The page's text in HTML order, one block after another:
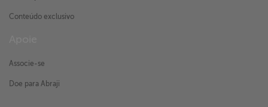
Conteúdo exclusivo
Associe-se
Doe para Abraji